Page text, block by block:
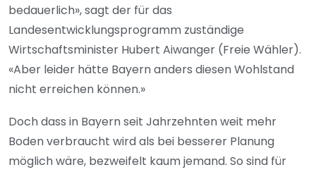
bedauerlich», sagt der für das
Landesentwicklungsprogramm zuständige
Wirtschaftsminister Hubert Aiwanger (Freie Wähler).
«Aber leider hätte Bayern anders diesen Wohlstand
nicht erreichen können.»
Doch dass in Bayern seit Jahrzehnten weit mehr
Boden verbraucht wird als bei besserer Planung
möglich wäre, bezweifelt kaum jemand. So sind für